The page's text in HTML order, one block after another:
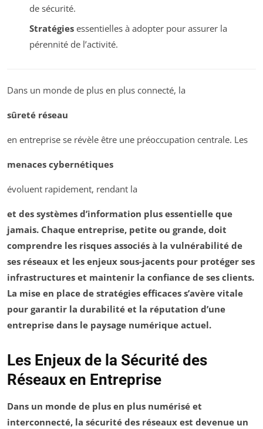
de sécurité.
Stratégiesessentielles à adopter pour assurer la
pérennité de l’activité.
Dans un monde de plus en plus connecté, la
sûreté réseau
en entreprise se révèle être une préoccupation centrale. Les
menaces cybernétiques
évoluent rapidement, rendant la
et des systèmes d’information plus essentielle que
jamais. Chaque entreprise, petite ou grande, doit
comprendre les risques associés à la vulnérabilité de
ses réseaux et les enjeux sous-jacents pour protéger ses
infrastructures et maintenir la confiance de ses clients.
La mise en place de stratégies efficaces s’avère vitale
pour garantir la durabilité et la réputation d’une
entreprise dans le paysage numérique actuel.
Les Enjeux de la Sécurité des
Réseaux en Entreprise
Dans un monde de plus en plus numérisé et
interconnecté, la sécurité des réseaux est devenue un